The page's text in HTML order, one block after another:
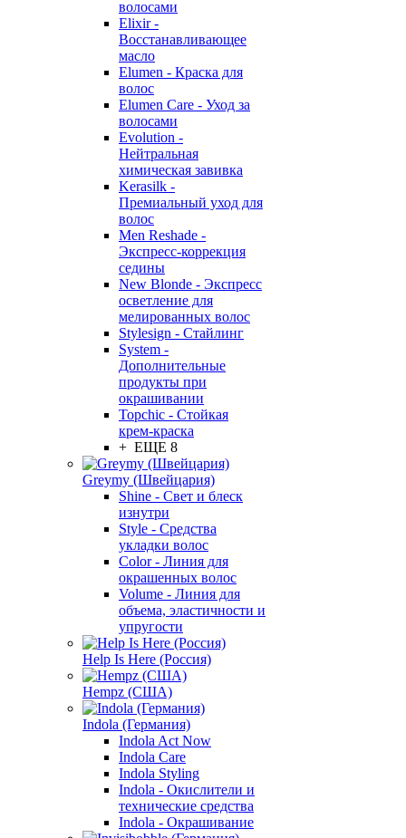
волосами
Elixir -
Восстанавливающее
масло
Elumen - Краска для
волос
Elumen Care - Уход за
волосами
Evolution -
Нейтральная
химическая завивка
Kerasilk -
Премиальный уход для
волос
Men Reshade -
Экспресс-коррекция
седины
New Blonde - Экспресс
осветление для
мелированных волос
Stylesign - Стайлинг
System -
Дополнительные
продукты при
окрашивании
Topchic - Стойкая
крем-краска
+ ЕЩЕ 8
Greymy (Швейцария)
Shine - Свет и блеск
изнутри
Style - Средства
укладки волос
Color - Линия для
окрашенных волос
Volume - Линия для
объема, эластичности и
упругости
Help Is Here (Россия)
Hempz (США)
Indola (Германия)
Indola Act Now
Indola Care
Indola Styling
Indola - Окислители и
технические средства
Indola - Окрашивание